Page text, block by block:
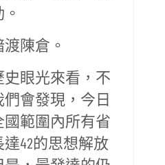
陳倉。
眼光來看，不
會發現，今日
範圍內所有省
42的思想解放